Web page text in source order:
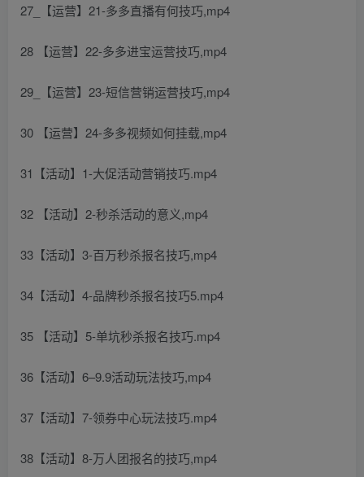
27_【运营】21-多多直播有何技巧,mp4
28 【运营】22-多多进宝运营技巧,mp4
29_【运营】23-短信营销运营技巧,mp4
30 【运营】24-多多视频如何挂载,mp4
31【活动】1-大促活动营销技巧.mp4
32 【活动】2-秒杀活动的意义,mp4
33【活动】3-百万秒杀报名技巧,mp4
34【活动】4-品牌秒杀报名技巧5.mp4
35 【活动】5-单坑秒杀报名技巧.mp4
36【活动】6–9.9活动玩法技巧,mp4
37【活动】7-领券中心玩法技巧.mp4
38【活动】8-万人团报名的技巧,mp4